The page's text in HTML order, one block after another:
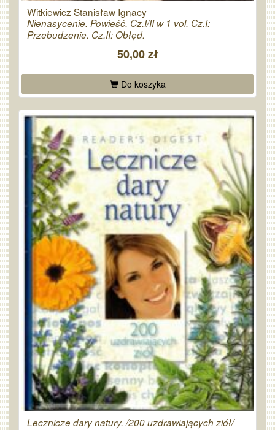
Witkiewicz Stanisław Ignacy
Nienasycenie. Powieść. Cz.I/II w 1 vol. Cz.I:
Przebudzenie. Cz.II: Obłęd.
50,00 zł
Do koszyka
Lecznicze dary natury. /200 uzdrawiających ziół/